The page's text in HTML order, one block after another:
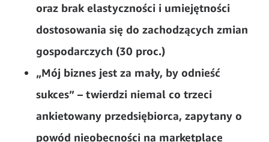
oraz brak elastyczności i umiejętności
dostosowania się do zachodzących zmian
gospodarczych (30 proc.)
„Mój biznes jest za mały, by odnieść
sukces” – twierdzi niemal co trzeci
ankietowany przedsiębiorca, zapytany o
powód nieobecności na marketplace